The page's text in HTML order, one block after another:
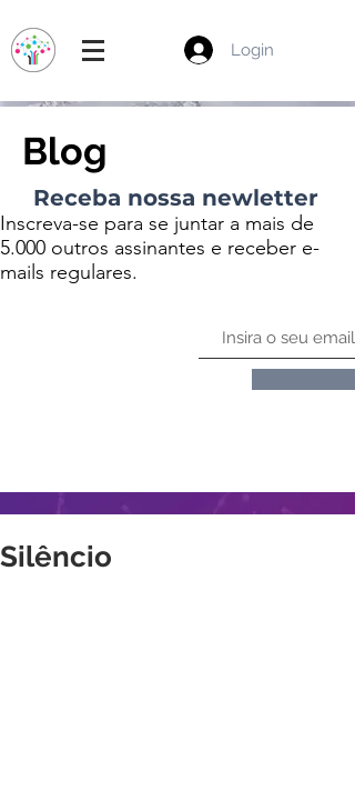
Login
Blog
Receba nossa newletter
Inscreva-se para se juntar a mais de
5.000 outros assinantes e receber e-
mails regulares.
Silêncio